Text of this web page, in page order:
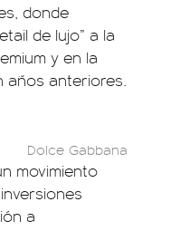
donde
de lujo” a la
y en la
años anteriores.
Dolce Gabbana
movimiento
a